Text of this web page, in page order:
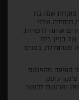
פוקחת אנה בת
היחידה מבני
אותה לרשויות,
בניין בית
משתוללת, בפנים
הופעה מהפנטת
עוסק
ומרגשת לכושר